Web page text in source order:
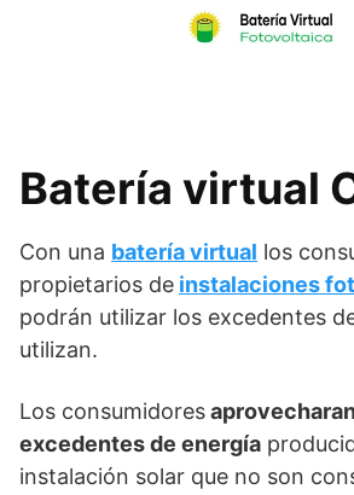
Batería virtual
Con una batería virtual los
propietarios de instalaciones
podrán utilizar los excedentes
utilizan.
Los consumidores
excedentes de energía
instalación solar que no son